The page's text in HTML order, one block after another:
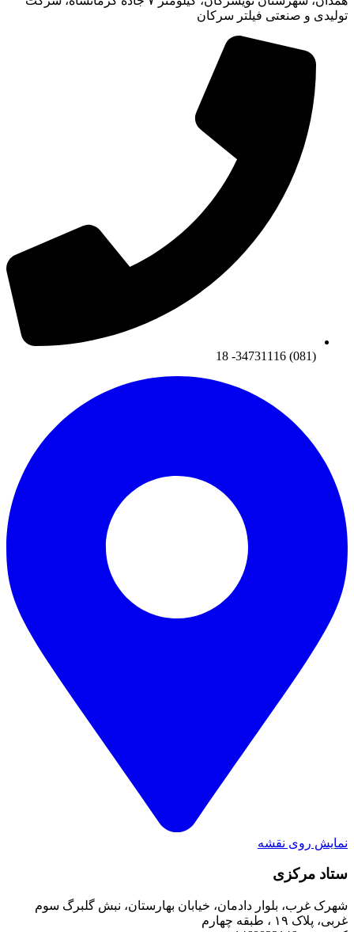
تولیدی و صنعتی فیلتر سرکان
(081) 34731116- 18
نمایش روی نقشه
ستاد مرکزی
شهرک غرب، بلوار دادمان، خیابان بهارستان، نبش گلبرگ سوم
غربی، پلاک ۱۹ ، طبقه چهارم